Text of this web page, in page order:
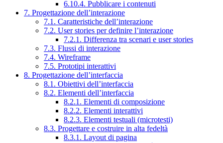
6.10.4. Pubblicare i contenuti
7. Progettazione dell’interazione
7.1. Caratteristiche dell’interazione
7.2. User stories per definire l’interazione
7.2.1. Differenza tra scenari e user stories
7.3. Flussi di interazione
7.4. Wireframe
7.5. Prototipi interattivi
8. Progettazione dell’interfaccia
8.1. Obiettivi dell’interfaccia
8.2. Elementi dell’interfaccia
8.2.1. Elementi di composizione
8.2.2. Elementi interattivi
8.2.3. Elementi testuali (microtesti)
8.3. Progettare e costruire in alta fedeltà
8.3.1. Layout di pagina